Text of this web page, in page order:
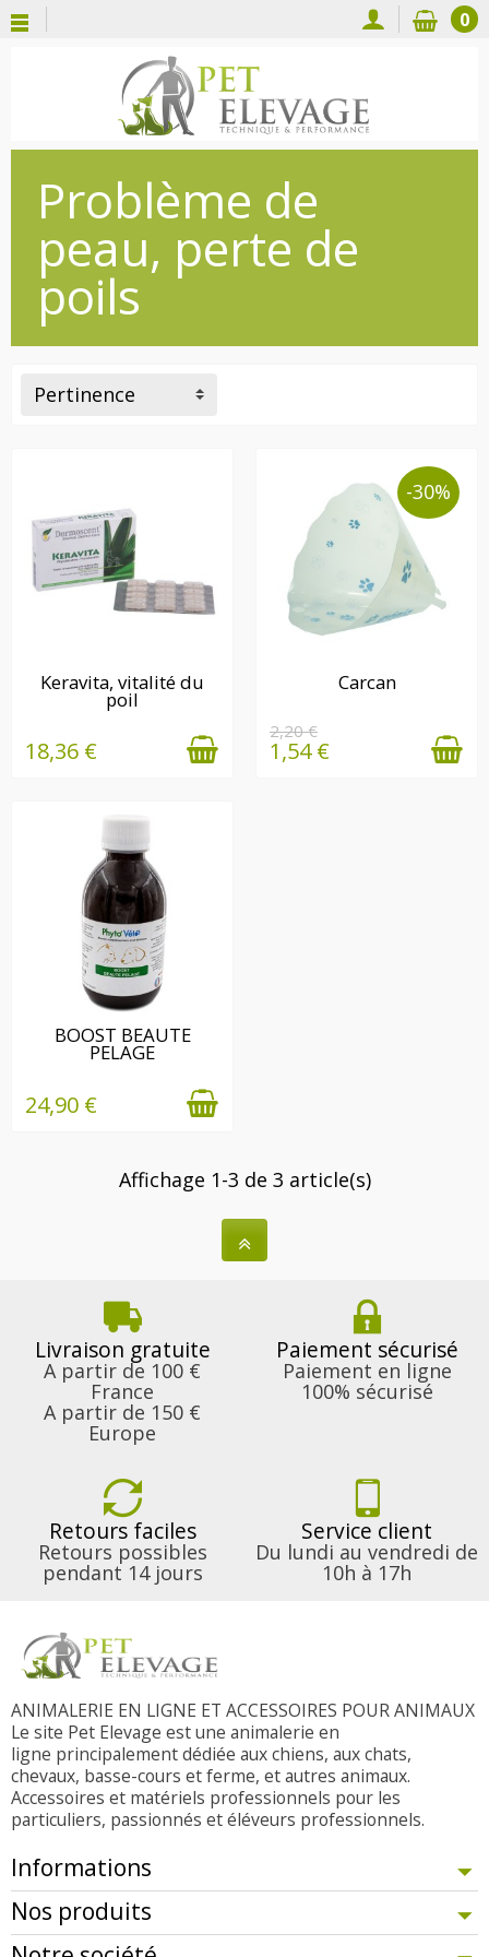
0
Problème de
peau, perte de
poils
Pertinence
EN STOCK
Keravita, vitalité du
poil
18,36 €
-30%
EN STOCK
Carcan
2,20 €
1,54 €
EN STOCK
BOOST BEAUTE
PELAGE
24,90 €
Affichage 1-3 de 3 article(s)
Livraison gratuite
A partir de 100 €
France
A partir de 150 €
Europe
Paiement sécurisé
Paiement en ligne
100% sécurisé
Retours faciles
Retours possibles
pendant 14 jours
Service client
Du lundi au vendredi de
10h à 17h
ANIMALERIE EN LIGNE ET ACCESSOIRES POUR ANIMAUX
Le site Pet Elevage est une animalerie en
ligne principalement dédiée aux chiens, aux chats,
chevaux, basse-cours et ferme, et autres animaux.
Accessoires et matériels professionnels pour les
particuliers, passionnés et éléveurs professionnels.
Informations
Nos produits